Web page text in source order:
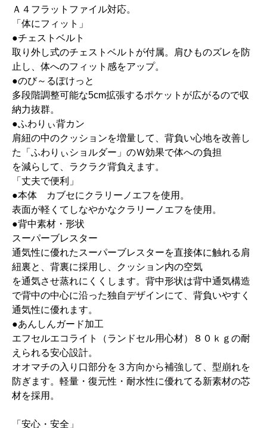
Ａ４フラットファイル対応。
「体にフィット」
●チェストベルト
取り外し式のチェストベルトが付属。肩ひものズレを防
止し、体へのフィット感をアップ。
●のび～るぽけっと
多段階調整可能な5cm拡張するポケットが広がるので収
納力抜群。
●ふわりぃ背カン
肩紐の中のクッションを増量して、背負い心地を改善し
た「ふわりぃショルダー」のＷ効果で体への負担
を減らして、ラクラク背負えます。
「丈夫で便利」
●本体 カブセにクラリーノエフを使用。
表面が軽くてしなやかなクラリーノエフを使用。
●背中素材・形状
スーパーブレスター
通気性に優れたスーパーブレスターを直接体に触れる肩
紐裏と、背裏に採用し、クッション内の空気
を通気させ蒸れにくくします。背中形状は背中通気構造
で背中の中心に沿った独自デザインにて、背負いやすく
通気性に優れます。
●あんしんガード加工
エフセルエコライト（ランドセル用心材）８０ｋｇの耐
えられる安心設計。
オオマチの入り口部分を３方向から補強して、型崩れを
防ぎます。軽量・復元性・耐水性に優れてる新素材の芯
材を採用。
「安心・安全」